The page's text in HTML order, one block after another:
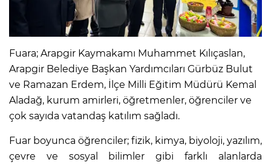
Fuara; Arapgir Kaymakamı Muhammet Kılıçaslan,
Arapgir Belediye Başkan Yardımcıları Gürbüz Bulut
ve Ramazan Erdem, İlçe Milli Eğitim Müdürü Kemal
Aladağ, kurum amirleri, öğretmenler, öğrenciler ve
çok sayıda vatandaş katılım sağladı.
Fuar boyunca öğrenciler; fizik, kimya, biyoloji, yazılım,
çevre ve sosyal bilimler gibi farklı alanlarda